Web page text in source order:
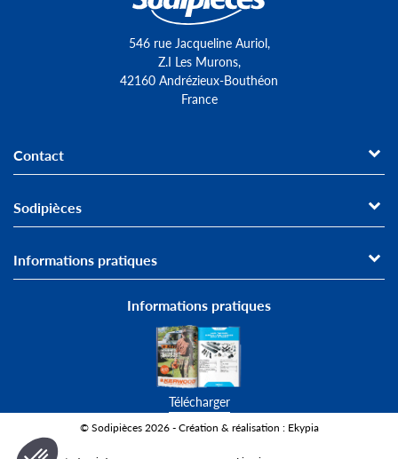
546 rue Jacqueline Auriol,
Z.I Les Murons,
42160 Andrézieux-Bouthéon
France
Contact
Sodipièces
Informations pratiques
Informations pratiques
Télécharger
© Sodipièces 2026 - Création & réalisation : Ekypia